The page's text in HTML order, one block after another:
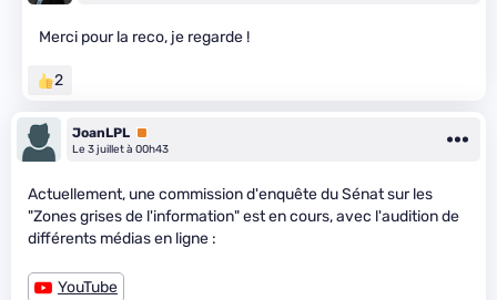
Merci pour la reco, je regarde !
2
JoanLPL Premium
Le 3 juillet à 00h43
Actuellement, une commission d'enquête du Sénat sur les
"Zones grises de l'information" est en cours, avec l'audition de
différents médias en ligne :
YouTube